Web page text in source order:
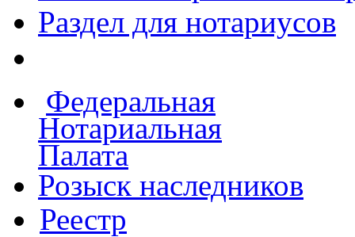
Раздел для нотариусов
Федеральная
Нотариальная
Палата
Розыск наследников
Реестр